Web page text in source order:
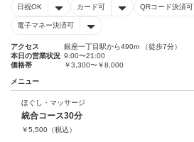
日祝OK カード可 QRコード決済可
電子マネー決済可
アクセス
銀座一丁目駅から490m （徒歩7分）
本日の営業状況 9:00〜21:00
価格帯
￥3,300〜￥8,000
メニュー
ほぐし・マッサージ
統合コース30分
￥5,500 （税込）